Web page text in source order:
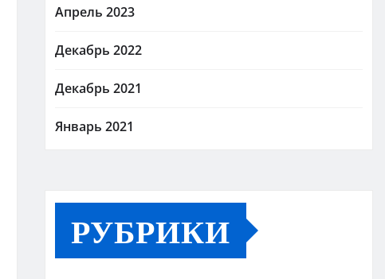
Апрель 2023
Декабрь 2022
Декабрь 2021
Январь 2021
РУБРИКИ